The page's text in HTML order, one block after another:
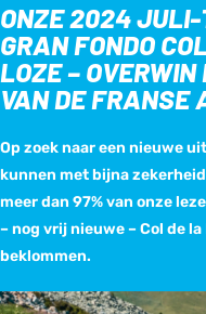
ONZE 2024 JULI-
GRAN FONDO
LOZE – OVERWIN
VAN DE FRANSE
Op zoek naar een nieuwe
kunnen met bijna
meer dan 97% van onze
– nog vrij nieuwe – Col de
beklommen.